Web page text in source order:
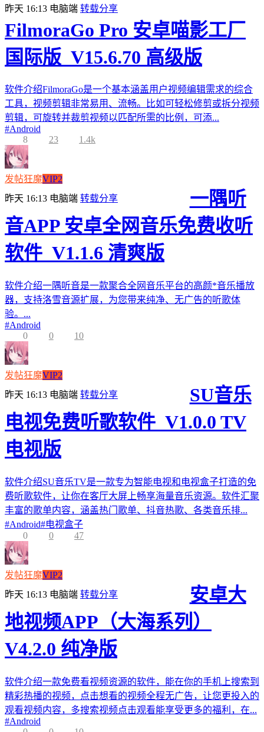
昨天 16:13 电脑端 转载分享
FilmoraGo Pro 安卓喵影工厂
国际版_V15.6.70 高级版
软件介绍FilmoraGo是一个基本涵盖用户视频编辑需求的综合
工具，视频剪辑非常易用、流畅。比如可轻松修剪或拆分视频
剪辑，可旋转并裁剪视频以匹配所需的比例，可添...
#Android
8
23 1.4k
发帖狂魔VIP2
昨天 16:13 电脑端 转载分享
一隅听
音APP 安卓全网音乐免费收听
软件_V1.1.6 清爽版
软件介绍一隅听音是一款聚合全网音乐平台的高颜*音乐播放
器，支持洛雪音源扩展，为您带来纯净、无广告的听歌体
验。...
#Android
0
0 10
发帖狂魔VIP2
昨天 16:13 电脑端 转载分享
SU音乐
电视免费听歌软件_V1.0.0 TV
电视版
软件介绍SU音乐TV是一款专为智能电视和电视盒子打造的免
费听歌软件，让你在客厅大屏上畅享海量音乐资源。软件汇聚
丰富的歌单内容，涵盖热门歌单、抖音热歌、各类音乐排...
#Android#电视盒子
0
0 47
发帖狂魔VIP2
昨天 16:13 电脑端 转载分享
安卓大
地视频APP（大海系列）
V4.2.0 纯净版
软件介绍一款免费看视频资源的软件，能在你的手机上搜索到
精彩热播的视频，点击想看的视频全程无广告，让您更投入的
观看视频内容，多搜索视频点击观看能享受更多的福利，在...
#Android